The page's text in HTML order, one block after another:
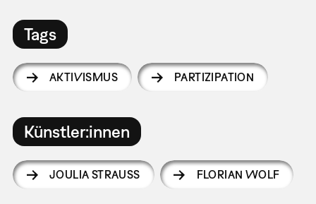
Tags
AKTIVISMUS PARTIZIPATION
Künstler:innen
JOULIA STRAUSS FLORIAN WOLF